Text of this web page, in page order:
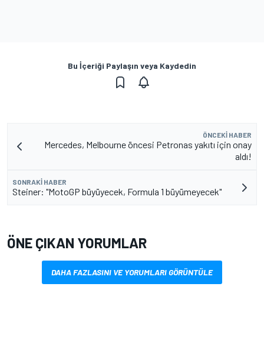
Bu İçeriği Paylaşın veya Kaydedin
ÖNCEKI HABER
Mercedes, Melbourne öncesi Petronas yakıtı için onay
aldı!
SONRAKI HABER
Steiner: "MotoGP büyüyecek, Formula 1 büyümeyecek"
ÖNE ÇIKAN YORUMLAR
DAHA FAZLASINI VE YORUMLARI GÖRÜNTÜLE